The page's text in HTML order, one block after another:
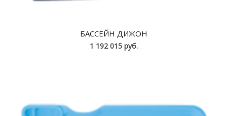
БАССЕЙН ДИЖОН
1 192 015 руб.